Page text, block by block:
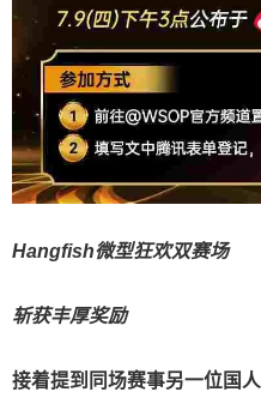
Hangfish微型狂欢双赛场
斩获丰厚奖励
接着提到同场赛事另一位国人